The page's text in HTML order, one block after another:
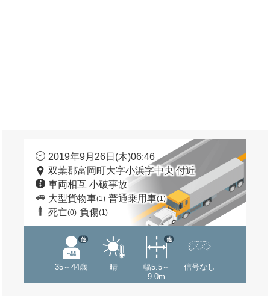
2019年9月26日(木)06:46
双葉郡富岡町大字小浜字中央 付近
車両相互 小破事故
大型貨物車(1) 普通乗用車(1)
死亡(0) 負傷(1)
35～44歳
他
晴
幅5.5～
9.0m
他
信号なし